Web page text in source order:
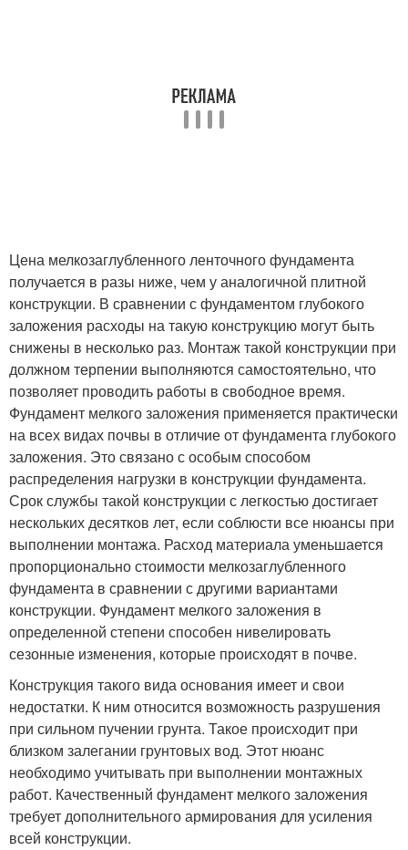
Цена мелкозаглубленного ленточного фундамента
получается в разы ниже, чем у аналогичной плитной
конструкции. В сравнении с фундаментом глубокого
заложения расходы на такую конструкцию могут быть
снижены в несколько раз. Монтаж такой конструкции при
должном терпении выполняются самостоятельно, что
позволяет проводить работы в свободное время.
Фундамент мелкого заложения применяется практически
на всех видах почвы в отличие от фундамента глубокого
заложения. Это связано с особым способом
распределения нагрузки в конструкции фундамента.
Срок службы такой конструкции с легкостью достигает
нескольких десятков лет, если соблюсти все нюансы при
выполнении монтажа. Расход материала уменьшается
пропорционально стоимости мелкозаглубленного
фундамента в сравнении с другими вариантами
конструкции. Фундамент мелкого заложения в
определенной степени способен нивелировать
сезонные изменения, которые происходят в почве.
Конструкция такого вида основания имеет и свои
недостатки. К ним относится возможность разрушения
при сильном пучении грунта. Такое происходит при
близком залегании грунтовых вод. Этот нюанс
необходимо учитывать при выполнении монтажных
работ. Качественный фундамент мелкого заложения
требует дополнительного армирования для усиления
всей конструкции.